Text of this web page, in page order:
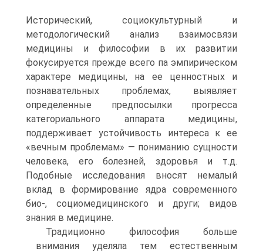
Исторический, социокультурный и
методологический анализ взаимосвязи
медицины и философии в их развитии
фокусируется прежде всего па эмпирическом
характере медицины, на ее ценностных и
познавательных проблемах, выявляет
определенные предпосылки прогресса
категориального аппарата медицины,
поддерживает устойчивость интереса к ее
«вечным проблемам» — пониманию сущности
человека, его болезней, здоровья и т.д.
Подобные исследования вносят немалый
вклад в формирование ядра современного
био-, социомедицинского и други; видов
знания в медицине.
Традиционно философия больше
внимания уделяла тем естественным